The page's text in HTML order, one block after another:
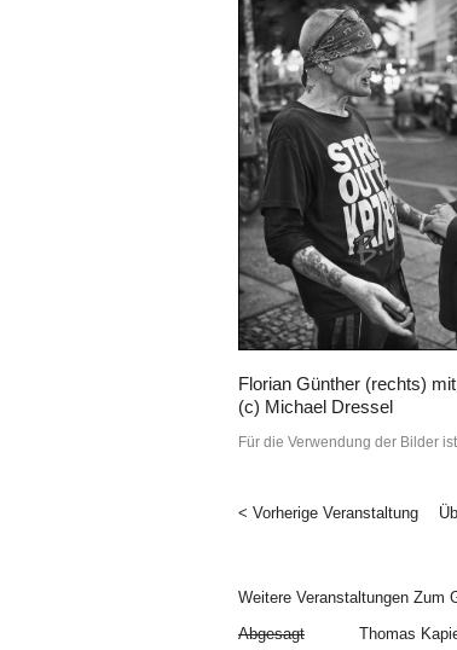
Für die Verwendung der Bilder
Florian Günther (rechts)
(c) Michael Dressel
< Vorherige Veranstaltung
Weitere Veranstaltungen Zum
Abgesagt Thomas